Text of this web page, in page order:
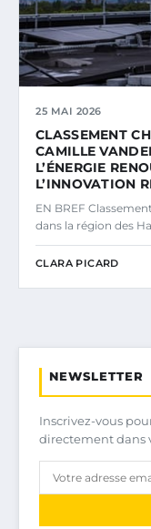
25 MAI 2026
CLASSEMENT
CAMILLE
L’ÉNERGIE
L’INNOVATION
EN BREF
dans la région des
CLARA PICARD
NEWSLETTER
Inscrivez-vous
directement dans